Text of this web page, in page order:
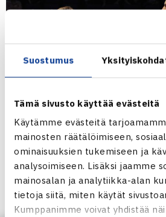
Suostumus
Tämä sivusto käyttää evästeitä
Käytämme evästeitä
mainosten räätälöimiseen,
ominaisuuksien tukemiseen ja
analysoimiseen. Lisäksi jaamme
mainosalan ja analytiikka-alan
tietoja siitä, miten käytät
Kumppanimme voivat yhdistää
Jaa:
← Edellinen